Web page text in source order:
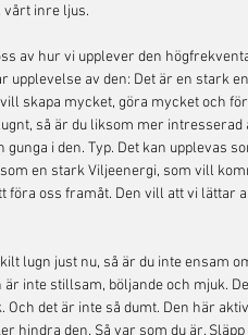
inre ljus.
av hur vi upplever den
upplevelse av den: Det är en stark
skapa mycket, göra mycket och
så är du liksom mer intresserad
gunga i den. Typ. Det kan upplevas
en stark Viljeenergi, som vill
föra oss framåt. Den vill att vi lättar
lugn just nu, så är du inte ensam
är inte stillsam, böljande och mjuk.
det är inte så dumt. Den här